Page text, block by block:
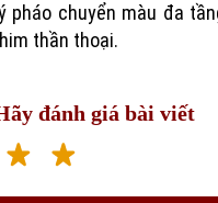
pháo chuyển màu đa
thần thoại.
đánh giá bài viết